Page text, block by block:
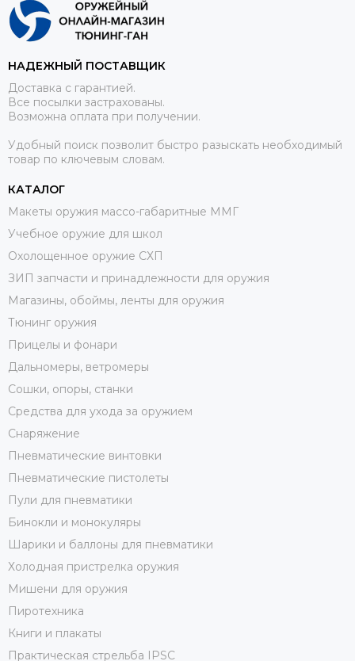
НАДЕЖНЫЙ ПОСТАВЩИК
Доставка с гарантией.
Все посылки застрахованы.
Возможна оплата при получении.
Удобный поиск позволит быстро разыскать необходимый
товар по ключевым словам.
КАТАЛОГ
Макеты оружия массо-габаритные ММГ
Учебное оружие для школ
Охолощенное оружие СХП
ЗИП запчасти и принадлежности для оружия
Магазины, обоймы, ленты для оружия
Тюнинг оружия
Прицелы и фонари
Дальномеры, ветромеры
Сошки, опоры, станки
Средства для ухода за оружием
Снаряжение
Пневматические винтовки
Пневматические пистолеты
Пули для пневматики
Бинокли и монокуляры
Шарики и баллоны для пневматики
Холодная пристрелка оружия
Мишени для оружия
Пиротехника
Книги и плакаты
Практическая стрельба IPSC